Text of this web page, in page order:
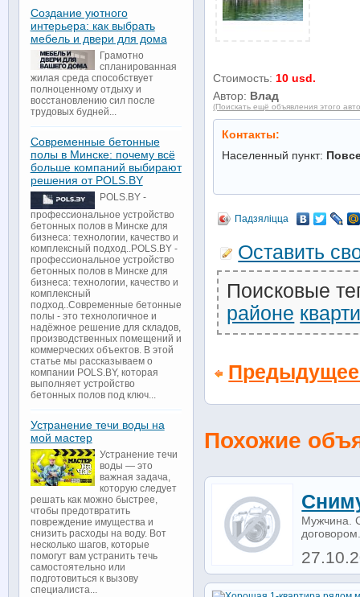
Стоимость: 10 usd.
Автор: Влад
(Поискать ещё объявления этого
Контакты:
Населенный пункт:
Падзяліцца
Оставить
Поисковые
районе
Похожие
Мужчина.
Создание уютного
интерьера: как выбрать
мебель и двери для дома
Грамотно
спланированная
жилая среда способствует
полноценному отдыху и
восстановлению сил после
трудовых будней...
Современные бетонные
полы в Минске: почему всё
больше компаний выбирают
решения от POLS.BY
POLS.BY -
профессиональное устройство
бетонных полов в Минске для
бизнеса: технологии, качество и
комплексный подход..POLS.BY -
профессиональное устройство
бетонных полов в Минске для
бизнеса: технологии, качество и
комплексный
подход..Современные бетонные
полы - это технологичное и
надёжное решение для складов,
производственных помещений и
коммерческих объектов. В этой
статье мы рассказываем о
компании POLS.BY, которая
выполняет устройство
бетонных полов под ключ...
Устранение течи воды на
мой мастер
Устранение течи
воды — это
важная задача,
которую следует
решать как можно быстрее,
чтобы предотвратить
повреждение имущества и
снизить расходы на воду. Вот
несколько шагов, которые
помогут вам устранить течь
самостоятельно или
подготовиться к вызову
специалиста...